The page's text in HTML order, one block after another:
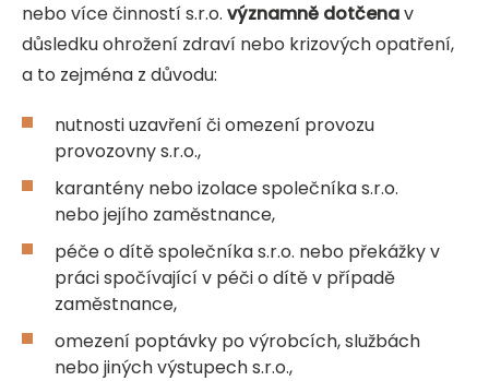
nebo více činností s.r.o. významně dotčenav
důsledku ohrožení zdraví nebo krizových opatření,
a to zejména z důvodu:
nutnosti uzavření či omezení provozu
provozovny s.r.o.,
karantény nebo izolace společníka s.r.o.
nebo jejího zaměstnance,
péče o dítě společníka s.r.o. nebo překážky v
práci spočívající v péči o dítě v případě
zaměstnance,
omezení poptávky po výrobcích, službách
nebo jiných výstupech s.r.o.,